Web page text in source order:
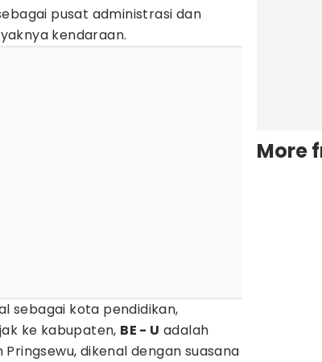
pusat administrasi dan
kendaraan.
sebagai kota pendidikan,
ke kabupaten, BE - U adalah
dikenal dengan suasana
More